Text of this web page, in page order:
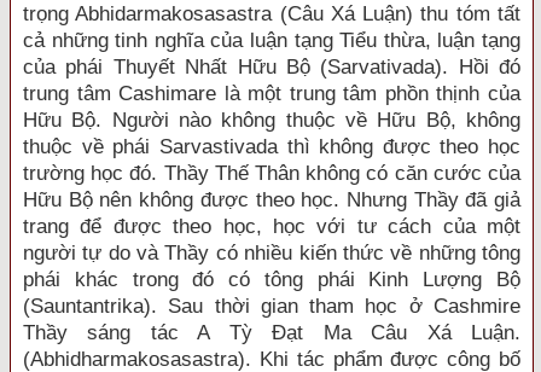
trọng Abhidarmakosasastra (Câu Xá Luận) thu tóm tất
cả những tinh nghĩa của luận tạng Tiểu thừa, luận tạng
của phái Thuyết Nhất Hữu Bộ (Sarvativada). Hồi đó
trung tâm Cashimare là một trung tâm phồn thịnh của
Hữu Bộ. Người nào không thuộc về Hữu Bộ, không
thuộc về phái Sarvastivada thì không được theo học
trường học đó. Thầy Thế Thân không có căn cước của
Hữu Bộ nên không được theo học. Nhưng Thầy đã giả
trang để được theo học, học với tư cách của một
người tự do và Thầy có nhiều kiến thức về những tông
phái khác trong đó có tông phái Kinh Lượng Bộ
(Sauntantrika). Sau thời gian tham học ở Cashmire
Thầy sáng tác A Tỳ Đạt Ma Câu Xá Luận.
(Abhidharmakosasastra). Khi tác phẩm được công bố